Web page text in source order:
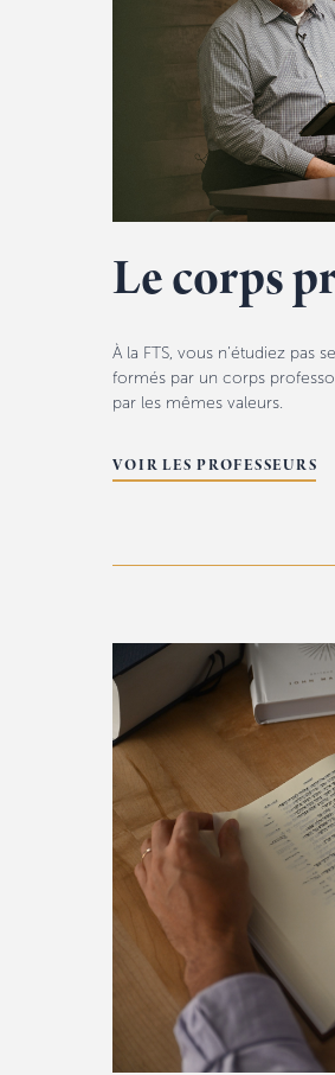
Le corps
À la FTS, vous n’étudiez pas
formés par un corps
par les mêmes valeurs.
VOIR LES PROFESSEURS